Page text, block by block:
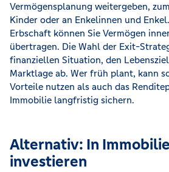
Vermögensplanung weitergeben,
Kinder oder an Enkelinnen und
Erbschaft können Sie Vermögen
übertragen. Die Wahl der Exit-
finanziellen Situation, den
Marktlage ab. Wer früh plant, kann
Vorteile nutzen als auch das
Immobilie langfristig sichern.
Alternativ: In
investieren